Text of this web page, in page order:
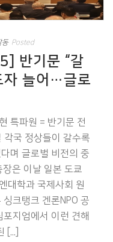
동 Posted
반기문 “갈
자 늘어…글로
특파원 = 반기문 전
국 정상들이 갈수록
며 글로벌 비전의 중
은 이날 일본 도쿄
대학과 국제사회 원
크탱크 겐론NPO 공
지엄에서 이런 견해
[...]